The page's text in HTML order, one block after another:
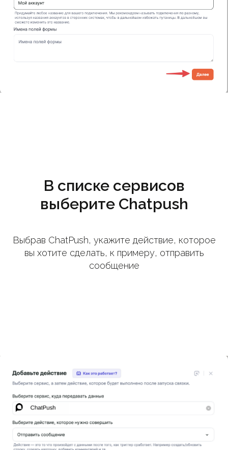
В списке сервисов
выберите Chatpush
Выбрав ChatPush, укажите действие, которое
вы хотите сделать, к примеру, отправить
сообщение